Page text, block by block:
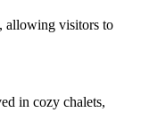
allowing visitors to
in cozy chalets,